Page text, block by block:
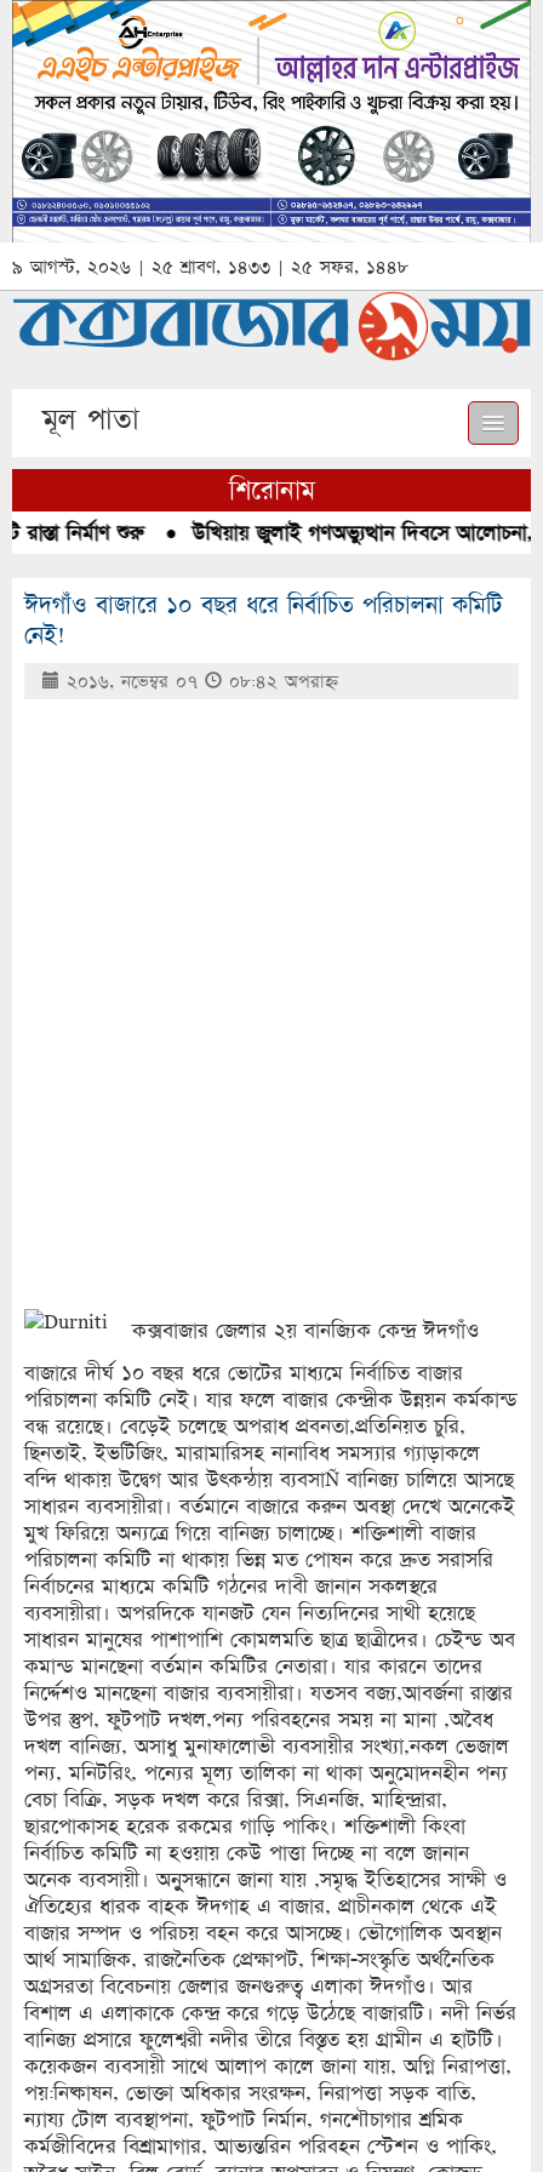
৯ আগস্ট, ২০২৬ | ২৫ শ্রাবণ, ১৪৩৩ | ২৫ সফর, ১৪৪৮
মূল পাতা
শিরোনাম
নির্মাণ শুরু●উখিয়ায় জুলাই গণঅভ্যুত্থান দিবসে আলোচনা,
ঈদগাঁও বাজারে ১০ বছর ধরে নির্বাচিত পরিচালনা কমিটি
নেই!
২০১৬, নভেম্বর ০৭ ০৮:৪২ অপরাহ্ণ
কক্সবাজার জেলার ২য় বানজ্যিক কেন্দ্র ঈদগাঁও
বাজারে দীর্ঘ ১০ বছর ধরে ভোটের মাধ্যমে নির্বাচিত বাজার
পরিচালনা কমিটি নেই। যার ফলে বাজার কেন্দ্রীক উন্নয়ন কর্মকান্ড
বন্ধ রয়েছে। বেড়েই চলেছে অপরাধ প্রবনতা,প্রতিনিয়ত চুরি,
ছিনতাই, ইভটিজিং, মারামারিসহ নানাবিধ সমস্যার গ্যাড়াকলে
বন্দি থাকায় উদ্বেগ আর উৎকন্ঠায় ব্যবসাÑ বানিজ্য চালিয়ে আসছে
সাধারন ব্যবসায়ীরা। বর্তমানে বাজারে করুন অবস্থা দেখে অনেকেই
মুখ ফিরিয়ে অন্যত্রে গিয়ে বানিজ্য চালাচ্ছে। শক্তিশালী বাজার
পরিচালনা কমিটি না থাকায় ভিন্ন মত পোষন করে দ্রুত সরাসরি
নির্বাচনের মাধ্যমে কমিটি গঠনের দাবী জানান সকলস্থরে
ব্যবসায়ীরা। অপরদিকে যানজট যেন নিত্যদিনের সাথী হয়েছে
সাধারন মানুষের পাশাপাশি কোমলমতি ছাত্র ছাত্রীদের। চেইন্ড অব
কমান্ড মানছেনা বর্তমান কমিটির নেতারা। যার কারনে তাদের
নির্দ্দেশও মানছেনা বাজার ব্যবসায়ীরা। যতসব বজ্য,আবর্জনা রাস্তার
উপর স্তুপ, ফুটপাট দখল,পন্য পরিবহনের সময় না মানা ,অবৈধ
দখল বানিজ্য, অসাধু মুনাফালোভী ব্যবসায়ীর সংখ্যা,নকল ভেজাল
পন্য, মনিটরিং, পন্যের মূল্য তালিকা না থাকা অনুমোদনহীন পন্য
বেচা বিক্রি, সড়ক দখল করে রিক্সা, সিএনজি, মাহিন্দ্রারা,
ছারপোকাসহ হরেক রকমের গাড়ি পাকিং। শক্তিশালী কিংবা
নির্বাচিত কমিটি না হওয়ায় কেউ পাত্তা দিচ্ছে না বলে জানান
অনেক ব্যবসায়ী। অনুুসন্ধানে জানা যায় ,সমৃদ্ধ ইতিহাসের সাক্ষী ও
ঐতিহ্যের ধারক বাহক ঈদগাহ এ বাজার, প্রাচীনকাল থেকে এই
বাজার সম্পদ ও পরিচয় বহন করে আসচ্ছে। ভৌগোলিক অবস্থান
আর্থ সামাজিক, রাজনৈতিক প্রেক্ষাপট, শিক্ষা-সংস্কৃতি অর্থনৈতিক
অগ্রসরতা বিবেচনায় জেলার জনগুরুত্ব এলাকা ঈদগাঁও। আর
বিশাল এ এলাকাকে কেন্দ্র করে গড়ে উঠেছে বাজারটি। নদী নির্ভর
বানিজ্য প্রসারে ফুলেশ্বরী নদীর তীরে বিস্তৃত হয় গ্রামীন এ হাটটি।
কয়েকজন ব্যবসায়ী সাথে আলাপ কালে জানা যায়, অগ্নি নিরাপত্তা,
পয়:নিষ্কাষন, ভোক্তা অধিকার সংরক্ষন, নিরাপত্তা সড়ক বাতি,
ন্যায্য টোল ব্যবস্থাপনা, ফুটপাট নির্মান, গনশৌচাগার শ্রমিক
কর্মজীবিদের বিশ্রামাগার, আভ্যন্তরিন পরিবহন স্টেশন ও পাকিং,